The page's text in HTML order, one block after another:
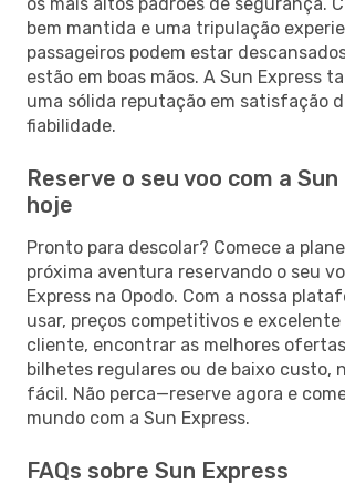
bem mantida e uma tripulação
passageiros podem estar
estão em boas mãos. A Sun Express
uma sólida reputação em satisfação
fiabilidade.
Reserve o seu voo com a
hoje
Pronto para descolar? Comece a
próxima aventura reservando o seu
Express na Opodo. Com a nossa
usar, preços competitivos e excelente
cliente, encontrar as melhores
bilhetes regulares ou de baixo custo,
fácil. Não perca—reserve agora e
mundo com a Sun Express.
FAQs sobre Sun Express